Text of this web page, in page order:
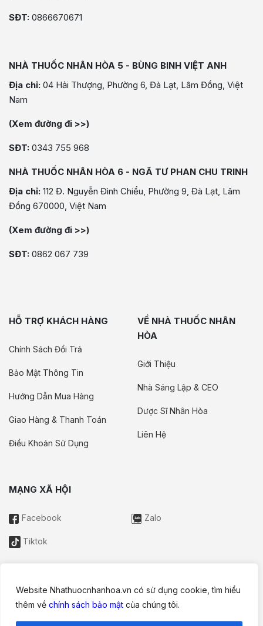
Website Nhathuocnhanhoa.vn có sử dụng cookie, tìm hiểu
thêm về chính sách bảo mật của chúng tôi.
SĐT: 0866670671
NHÀ THUỐC NHÂN HÒA 5 - BÙNG BINH VIỆT ANH
Địa chỉ: 04 Hải Thượng, Phường 6, Đà Lạt, Lâm Đồng, Việt
Nam
(Xem đường đi >>)
SĐT: 0343 755 968
NHÀ THUỐC NHÂN HÒA 6 - NGÃ TƯ PHAN CHU TRINH
Địa chỉ: 112 Đ. Nguyễn Đình Chiểu, Phường 9, Đà Lạt, Lâm
Đồng 670000, Việt Nam
(Xem đường đi >>)
SĐT: 0862 067 739
HỖ TRỢ KHÁCH HÀNG
Chính Sách Đổi Trả
Bảo Mật Thông Tin
Hướng Dẫn Mua Hàng
Giao Hàng & Thanh Toán
Điều Khoản Sử Dụng
VỀ NHÀ THUỐC NHÂN
HÒA
Giới Thiệu
Nhà Sáng Lập & CEO
Dược Sĩ Nhân Hòa
Liên Hệ
MẠNG XÃ HỘI
Facebook Zalo
Tiktok
Thông tin trên website này chỉ mang tính chất nội bộ tham khảo;